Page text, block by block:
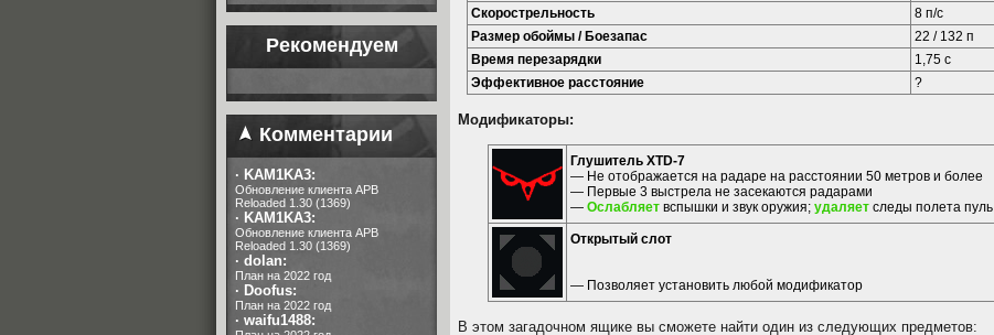
Рекомендуем
Комментарии
· KAM1KA3:
Обновление клиента APB
Reloaded 1.30 (1369)
· KAM1KA3:
Обновление клиента APB
Reloaded 1.30 (1369)
· dolan:
План на 2022 год
· Doofus:
План на 2022 год
· waifu1488:
Скорострельность
8 п/с
Размер обоймы / Боезапас
22 / 132 п
Время перезарядки
1,75 с
Эффективное расстояние
?
Модификаторы:
Глушитель XTD-7
— Не отображается на радаре на расстоянии 50 метров и более
— Первые 3 выстрела не засекаются радарами
— Ослабляет вспышки и звук оружия; удаляет следы полета пуль
Открытый слот
— Позволяет установить любой модификатор
В этом загадочном ящике вы сможете найти один из следующих предметов: